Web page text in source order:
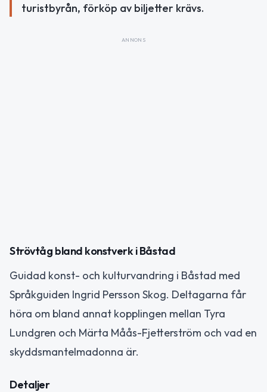
turistbyrån, förköp av biljetter krävs.
ANNONS
Strövtåg bland konstverk i Båstad
Guidad konst- och kulturvandring i Båstad med
Språkguiden Ingrid Persson Skog. Deltagarna får
höra om bland annat kopplingen mellan Tyra
Lundgren och Märta Måås-Fjetterström och vad en
skyddsmantelmadonna är.
Detaljer